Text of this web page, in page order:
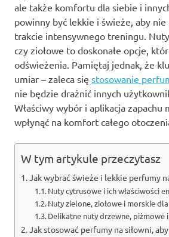
ale także komfortu dla siebie i
powinny być lekkie i świeże, aby nie
trakcie intensywnego treningu.
czy ziołowe to doskonałe opcje,
odświeżenia. Pamiętaj jednak, że
umiar – zaleca się stosowanie
nie będzie drażnić innych
Właściwy wybór i aplikacja zapachu
wpłynąć na komfort całego
W tym artykule przeczytasz
Jak wybrać świeże i lekkie perfumy
Nuty cytrusowe i ich właściwości
Nuty zielone, ziołowe i morskie
Delikatne nuty drzewne, piżmowe
Jak stosować perfumy na siłowni,